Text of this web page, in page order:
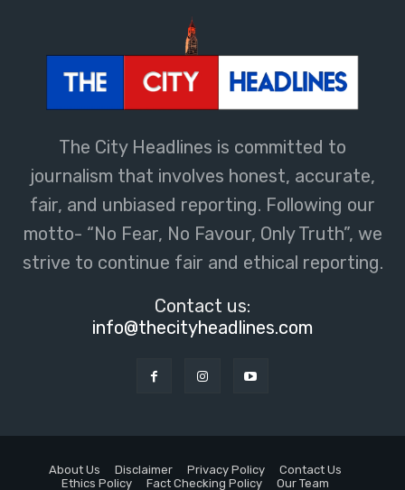
The City Headlines is committed to
journalism that involves honest, accurate,
fair, and unbiased reporting. Following our
motto- “No Fear, No Favour, Only Truth”, we
strive to continue fair and ethical reporting.
Contact us:
info@thecityheadlines.com
About Us Disclaimer Privacy Policy
Contact Us
Ethics Policy
Fact Checking Policy Our Team